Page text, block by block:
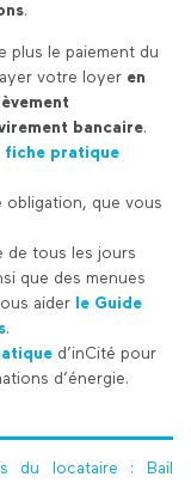
.
plus le paiement du
votre loyer en
bancaire.
fiche pratique
obligation, que vous
de tous les jours
que des menues
aider
le Guide
.
d’inCité pour
d’énergie.
du locataire :
Bail